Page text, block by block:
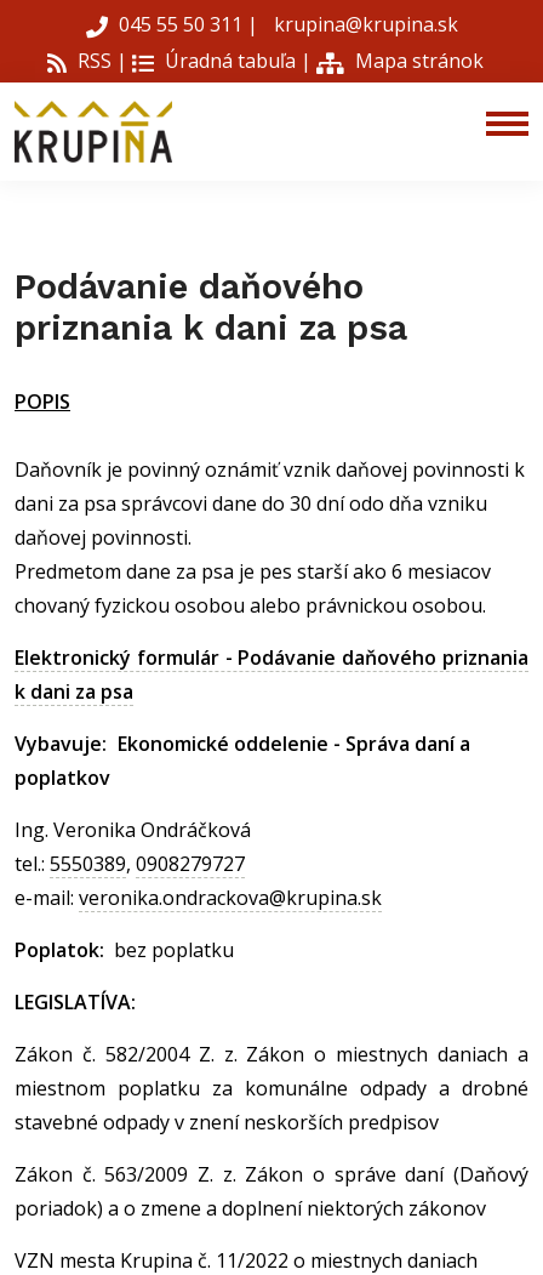
045 55 50 311 |
krupina@krupina.sk
RSS |
Úradná tabuľa | Mapa stránok
Podávanie daňového
priznania k dani za psa
POPIS
Daňovník je povinný oznámiť vznik daňovej povinnosti k
dani za psa správcovi dane do 30 dní odo dňa vzniku
daňovej povinnosti.
Predmetom dane za psa je pes starší ako 6 mesiacov
chovaný fyzickou osobou alebo právnickou osobou.
Elektronický formulár - Podávanie daňového priznania
k dani za psa
Vybavuje: Ekonomické oddelenie - Správa daní a
poplatkov
Ing. Veronika Ondráčková
tel.: 5550389, 0908279727
e-mail: veronika.ondrackova@krupina.sk
Poplatok: bez poplatku
LEGISLATÍVA:
Zákon č. 582/2004 Z. z. Zákon o miestnych daniach a
miestnom poplatku za komunálne odpady a drobné
stavebné odpady v znení neskorších predpisov
Zákon č. 563/2009 Z. z. Zákon o správe daní (Daňový
poriadok) a o zmene a doplnení niektorých zákonov
VZN mesta Krupina č. 11/2022 o miestnych daniach